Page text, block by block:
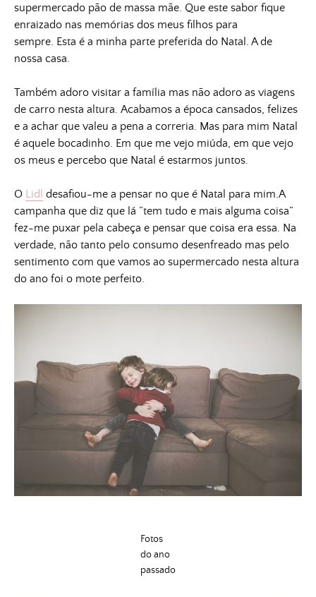
supermercado pão de massa mãe. Que este sabor fique
enraizado nas memórias dos meus filhos para
sempre. Esta é a minha parte preferida do Natal. A de
nossa casa.
Também adoro visitar a família mas não adoro as viagens
de carro nesta altura. Acabamos a época cansados, felizes
e a achar que valeu a pena a correria. Mas para mim Natal
é aquele bocadinho. Em que me vejo miúda, em que vejo
os meus e percebo que Natal é estarmos juntos.
O Lidl desafiou-me a pensar no que é Natal para mim.A
campanha que diz que lá “tem tudo e mais alguma coisa”
fez-me puxar pela cabeça e pensar que coisa era essa. Na
verdade, não tanto pelo consumo desenfreado mas pelo
sentimento com que vamos ao supermercado nesta altura
do ano foi o mote perfeito.
Fotos
do ano
passado